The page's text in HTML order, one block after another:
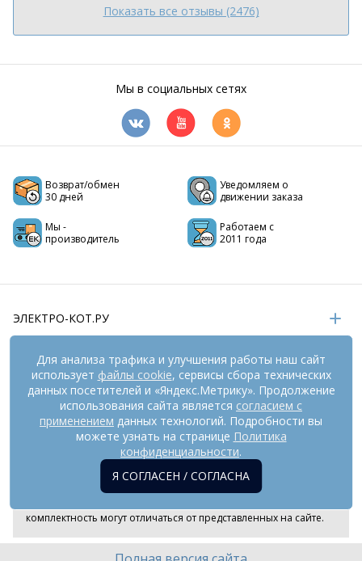
Показать все отзывы (2476)
Мы в социальных сетях
Возврат/обмен
30 дней
Уведомляем о
движении заказа
Мы -
производитель
Работаем с
2011 года
ЭЛЕКТРО-КОТ.РУ
ИНФОРМАЦИЯ
РЕКВИЗИТЫ
На информационном ресурсе применяются
рекомендательные технологии (информационные технологии
предоставления информации на основе сбора,
систематизации и анализа сведений, относящихся к
предпочтениям пользователей сети «Интернет», находящихся
комплектность могут отличаться от представленных на сайте.
Для анализа трафика и улучшения работы наш сайт
использует файлы cookie, сервисы сбора технических
данных посетителей и «Яндекс.Метрику». Продолжение
использования сайта является согласием с
применением данных технологий. Подробности вы
можете узнать на странице Политика
конфиденциальности.
Я СОГЛАСЕН / СОГЛАСНА